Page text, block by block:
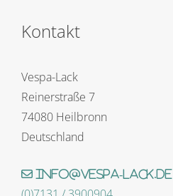
Kontakt
Vespa-Lack
Reinerstraße 7
74080 Heilbronn
Deutschland
info@vespa-lack.de